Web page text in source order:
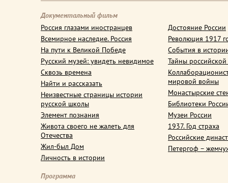
Документальный фильм
Россия глазами иностранцев
Всемирное наследие. Россия
На пути к Великой Победе
Русский музей: увидеть невидимое
Сквозь времена
Найти и рассказать
Неизвестные страницы истории
русской школы
Элемент познания
Живота своего не жалеть для
Отечества
Жил-был Дом
Личность в истории
Достояние России
Революция 1917
События в
Тайны
мировой войны
Монастырские
Библиотеки
Музеи России
1937. Год страха
Российские
Петергоф –
Программа